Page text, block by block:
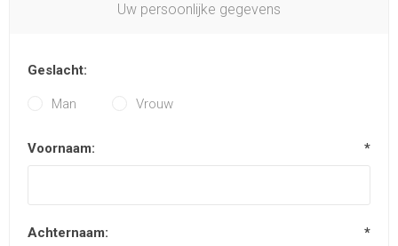
Uw persoonlijke gegevens
Geslacht:
Man Vrouw
Voornaam: *
Achternaam: *